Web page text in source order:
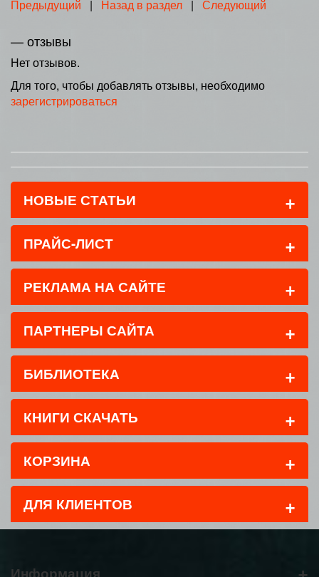
Предыдущий | Назад в раздел | Следующий
— отзывы
Нет отзывов.
Для того, чтобы добавлять отзывы, необходимо
зарегистрироваться
НОВЫЕ СТАТЬИ +
ПРАЙС-ЛИСТ +
РЕКЛАМА НА САЙТЕ +
ПАРТНЕРЫ САЙТА +
БИБЛИОТЕКА +
КНИГИ СКАЧАТЬ +
КОРЗИНА +
ДЛЯ КЛИЕНТОВ +
Информация